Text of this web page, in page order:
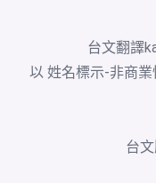
台文翻譯
以 姓名標示-非商業
台